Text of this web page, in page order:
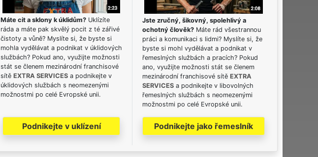
Máte cit a sklony k úklidům?Uklízíte
ráda a máte pak skvělý pocit z té zářivé
čistoty a vůně? Myslíte si, že byste si
mohla vydělávat a podnikat v úklidových
službách? Pokud ano, využijte možnosti
stát se členem mezinárodní franchisové
sítě EXTRA SERVICESa podnikejte v
úklidových službách s neomezenými
možnostmi po celé Evropské unii.
Podnikejte v uklízení
Jste zručný, šikovný, spolehlivý a
ochotný člověk? Máte rád všestrannou
práci a komunikaci s lidmi? Myslíte si, že
byste si mohl vydělávat a podnikat v
řemeslných službách a pracích? Pokud
ano, využijte možnosti stát se členem
mezinárodní franchisové sítě EXTRA
SERVICES a podnikejte v libovolných
řemeslných službách s neomezenými
možnostmi po celé Evropské unii.
Podnikejte jako řemeslník